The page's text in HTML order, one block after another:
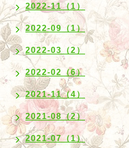
2022-11（1）
2022-09（1）
2022-03（2）
2022-02（6）
2021-11（4）
2021-08（2）
2021-07（1）